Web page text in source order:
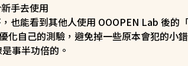
手去使用
也能看到其他人使用 OOOPEN Lab 後的
化自己的測驗，避免掉一些原本會犯的小
事半功倍的。